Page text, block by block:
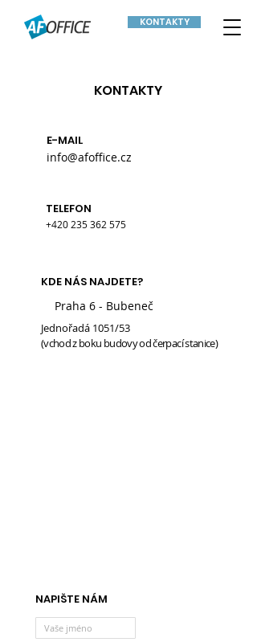
KONTAKTY
KONTAKTY
E-MAIL
info@afoffice.cz
TELEFON
+420 235 362 575
KDE NÁS NAJDETE?
Praha 6 - Bubeneč
Jednořadá 1051/53
(vchod z boku budovy od čerpací stanice)
NAPIŠTE NÁM